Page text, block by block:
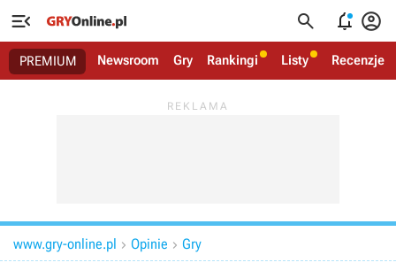
   
PREMIUM Newsroom Gry Rankingi Listy Recenzje
www.gry-online.pl  Opinie  Gry